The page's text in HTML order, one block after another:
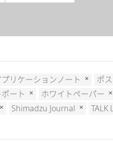
プリケーションノート
ポ
ート ホワイトペーパー
Shimadzu Journal
TALK